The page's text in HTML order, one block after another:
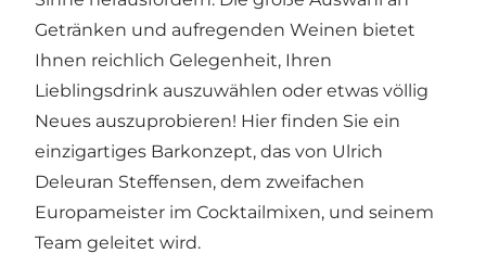
Getränken und aufregenden Weinen bietet
Ihnen reichlich Gelegenheit, Ihren
Lieblingsdrink auszuwählen oder etwas völlig
Neues auszuprobieren! Hier finden Sie ein
einzigartiges Barkonzept, das von Ulrich
Deleuran Steffensen, dem zweifachen
Europameister im Cocktailmixen, und seinem
Team geleitet wird.